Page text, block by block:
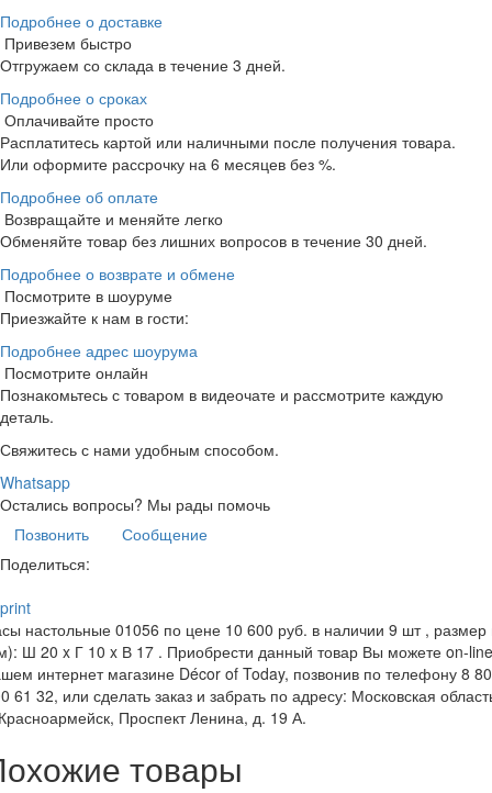
Подробнее о доставке
Привезем быстро
Отгружаем со склада в течение 3 дней.
Подробнее о сроках
Оплачивайте просто
Расплатитесь картой или наличными после получения товара.
Или оформите рассрочку на 6 месяцев без %.
Подробнее об оплате
Возвращайте и меняйте легко
Обменяйте товар без лишних вопросов в течение 30 дней.
Подробнее о возврате и обмене
Посмотрите в шоуруме
Приезжайте к нам в гости:
Подробнее адрес шоурума
Посмотрите онлайн
Познакомьтесь с товаром в видеочате и рассмотрите каждую
деталь.
Свяжитесь с нами удобным способом.
Whatsapp
Остались вопросы? Мы рады помочь
Позвонить
Сообщение
Поделиться:
print
настольные 01056 по цене 10 600 руб. в наличии 9 шт , размер
Ш 20 x Г 10 x В 17 . Приобрести данный товар Вы можете on-
интернет магазине Décor of Today, позвонив по телефону 8
61 32, или сделать заказ и забрать по адресу: Московская
Проспект Ленина, д. 19 А.
товары